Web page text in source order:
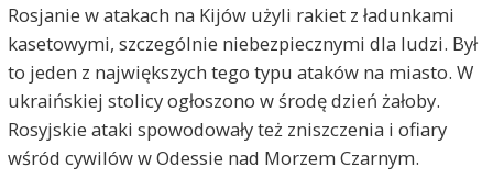
Rosjanie w atakach na Kijów użyli rakiet z ładunkami
kasetowymi, szczególnie niebezpiecznymi dla ludzi. Był
to jeden z największych tego typu ataków na miasto. W
ukraińskiej stolicy ogłoszono w środę dzień żałoby.
Rosyjskie ataki spowodowały też zniszczenia i ofiary
wśród cywilów w Odessie nad Morzem Czarnym.